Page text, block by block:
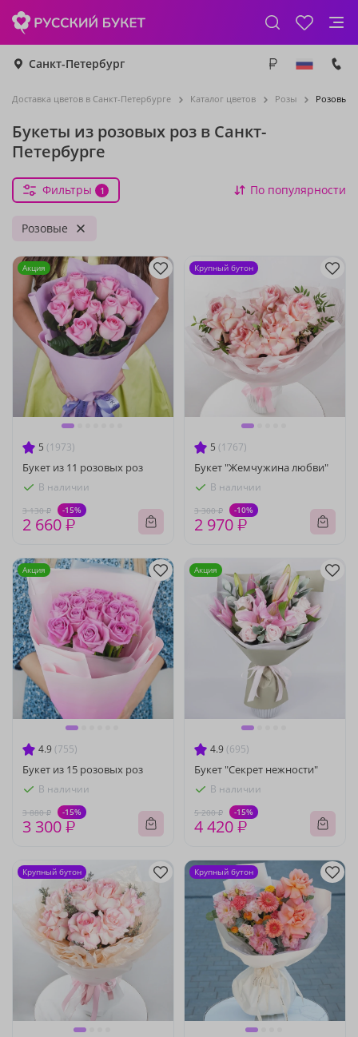
Санкт-Петербург
Доставка цветов в Санкт-Петербурге Каталог цветов Розы Розовые
Букеты из розовых роз в Санкт-
Петербурге
Фильтры 1 По популярности
Розовые
5 (1973)
Букет из 11 розовых роз
В наличии
3 130 ₽ -15%
2 660 ₽
Акция
5 (1767)
Букет "Жемчужина любви"
В наличии
3 300 ₽ -10%
2 970 ₽
Крупный бутон
4.9 (755)
Букет из 15 розовых роз
В наличии
3 880 ₽ -15%
3 300 ₽
Акция
4.9 (695)
Букет "Секрет нежности"
В наличии
5 200 ₽ -15%
4 420 ₽
Акция
Крупный бутон Крупный бутон